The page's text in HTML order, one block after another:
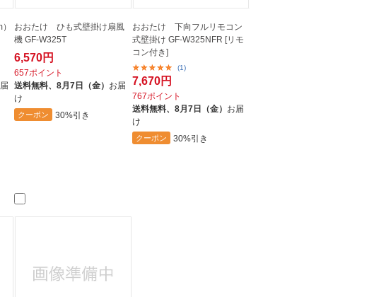
おおたけ ひも式壁掛け扇風
機 GF-W325T
6,570円
657ポイント
送料無料、8月7日（金） お届
け
クーポン 30%引き
おおたけ 下向フルリモコン
式壁掛け GF-W325NFR [リモ
コン付き]
(1)
7,670円
767ポイント
送料無料、 8月7日（金） お届
け
クーポン 30%引き